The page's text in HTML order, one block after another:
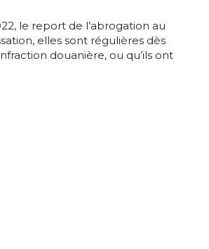
le report de l’abrogation au
elles sont régulières dès
douanière, ou qu’ils ont